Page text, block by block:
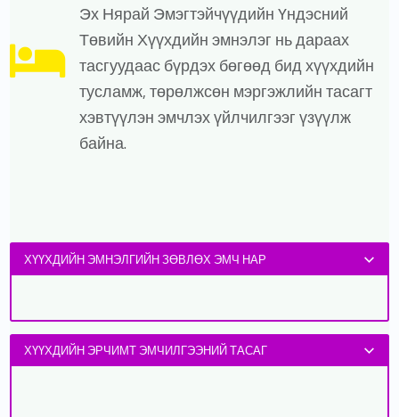
Эх Нярай Эмэгтэйчүүдийн Үндэсний
Төвийн Хүүхдийн эмнэлэг нь дараах
тасгуудаас бүрдэх бөгөөд бид хүүхдийн
тусламж, төрөлжсөн мэргэжлийн тасагт
хэвтүүлэн эмчлэх үйлчилгээг үзүүлж
байна.
ХҮҮХДИЙН ЭМНЭЛГИЙН ЗӨВЛӨХ ЭМЧ НАР
ХҮҮХДИЙН ЭРЧИМТ ЭМЧИЛГЭЭНИЙ ТАСАГ